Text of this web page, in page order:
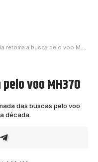
retoma a busca pelo voo MH370
voo MH370
das buscas pelo voo
década.